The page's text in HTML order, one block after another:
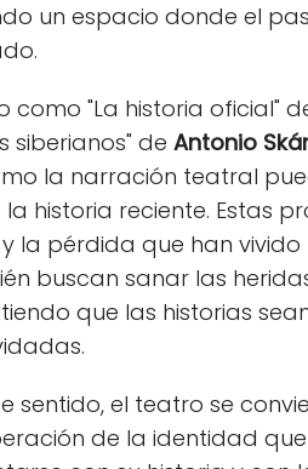
un espacio donde el
como "La historia oficial"
siberianos" de Antonio
la narración teatral
historia reciente. Estas
la pérdida que han vivido
buscan sanar las
que las historias
sentido, el teatro se
de la identidad